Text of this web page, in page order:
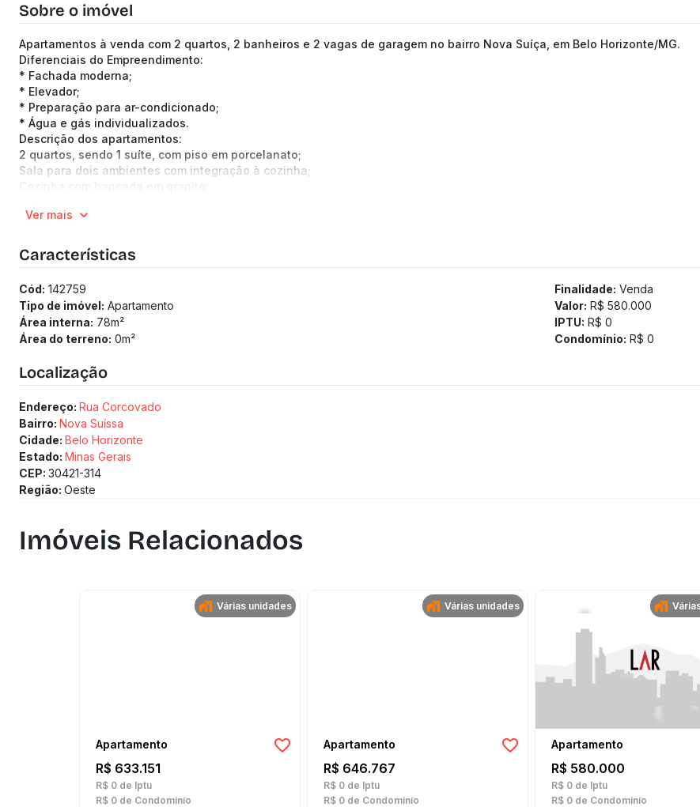
Sobre o imóvel
Apartamentos à venda com 2 quartos, 2 banheiros e 2 vagas de garagem no bairro Nova Suíça, em Belo Horizonte/MG.
Diferenciais do Empreendimento:
* Fachada moderna;
* Elevador;
* Preparação para ar-condicionado;
* Água e gás individualizados.
Descrição dos apartamentos:
2 quartos, sendo 1 suíte, com piso em porcelanato;
Sala para dois ambientes com integração à cozinha;
Cozinha com bancada em granito;
Área de serviço;
Localização privilegiada:
Próximo à Rua Gávea, Avenida Barão Homem de Melo, Drogaria Araújo, Colégio Santa Maria, Avenida Amazonas e diversos
(Os preços e informações poderão sofrer mudanças. Solicitamos a confirmação com nossa equipe).
Ver mais
Características
Cód: 142759
Tipo de imóvel: Apartamento
Área interna: 78m²
Área do terreno: 0m²
Finalidade: Venda
Valor: R$ 580.000
IPTU: R$ 0
Condomínio: R$ 0
Localização
Endereço: Rua Corcovado
Bairro: Nova Suíssa
Cidade: Belo Horizonte
Estado: Minas Gerais
CEP: 30421-314
Região: Oeste
Imóveis Relacionados
Várias unidades
Apartamento
R$ 633.151
R$ 0 de Iptu
R$ 0 de Condomínio
Várias unidades
Apartamento
R$ 646.767
R$ 0 de Iptu
R$ 0 de Condomínio
Apartamento
R$ 580.000
R$ 0 de Iptu
R$ 0 de Condomínio